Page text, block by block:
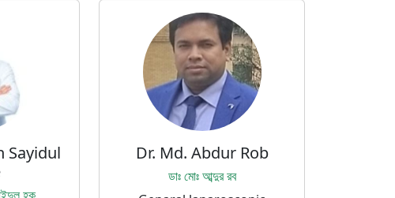
Sayidul
Dr. Md. Abdur Rob
ডাঃ মোঃ আব্দুর রব